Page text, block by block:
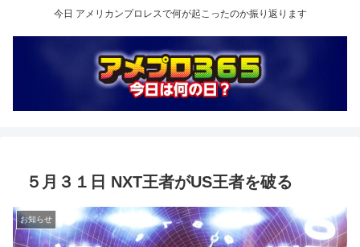
今日 アメリカンプロレスで何が起こったのか振り返ります
５月３１日 NXT王者がUS王者を破る
お知らせ